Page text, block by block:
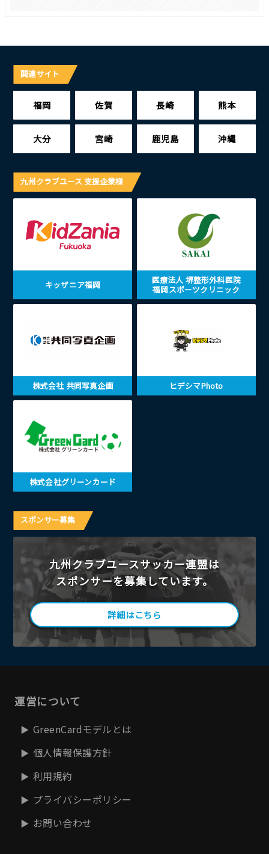
関連サイト
福岡 佐賀 長崎 熊本
大分 宮崎 鹿児島 沖縄
九州クラブユース 支援企業様
キッザニア福岡
医療法人 堺整形外科医院
福岡スポーツクリニック
株式会社 共同写真企画 ヒデシマPhoto
株式会社グリーンカード
スポンサー募集
九州クラブユースサッカー連盟は
スポンサーを募集しています。
詳細はこちら
運営について
GreenCardモデルとは
個人情報保護方針
利用規約
プライバシーポリシー
お問い合わせ